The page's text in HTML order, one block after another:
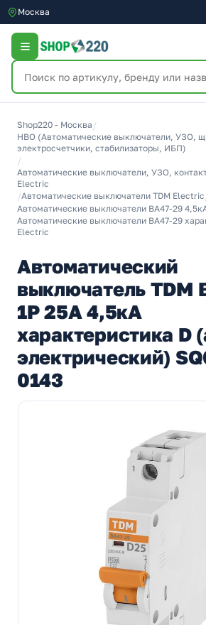
Москва
Shop220 - Москва /
НВО (Автоматические выключатели, УЗО,
электросчетчики, стабилизаторы, ИБП)
/
Автоматические выключатели, УЗО,
Electric
/Автоматические выключатели TDM Electric
Автоматические выключатели ВА47-29
Автоматические выключатели ВА47-29
Electric
Автоматический
выключатель TDM
1Р 25А 4,5кА
характеристика D
электрический)
0143